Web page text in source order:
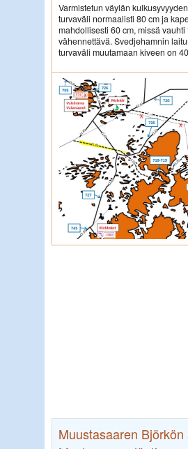
Varmistetun väylän
turvaväli normaalisti 80 cm ja
mahdollisesti 60 cm, missä vauhti
vähennettävä. Svedjehamnin
turvaväli muutamaan kiveen on
Muustasaaren